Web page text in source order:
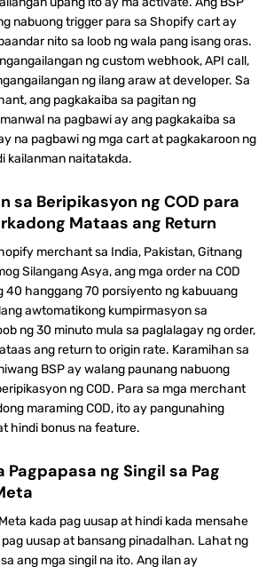
nabuong trigger para sa Shopify cart ay
nito sa loob ng wala pang isang oras.
ng custom webhook, API call,
ng ilang araw at developer. Sa
ang pagkakaiba sa pagitan ng
na pagbawi ay ang pagkakaiba sa
na pagbawi ng mga cart at pagkakaroon ng
kailanman naitatakda.
sa Beripikasyon ng COD para
Mataas ang Return
merchant sa India, Pakistan, Gitnang
Silangang Asya, ang mga order na COD
40 hanggang 70 porsiyento ng kabuuang
awtomatikong kumpirmasyon sa
ng 30 minuto mula sa paglalagay ng order,
ang return to origin rate. Karamihan sa
BSP ay walang paunang nabuong
ng COD. Para sa mga merchant
maraming COD, ito ay pangunahing
hindi bonus na feature.
Pagpapasa ng Singil sa Pag
kada pag uusap at hindi kada mensahe
uusap at bansang pinadalhan. Lahat ng
ang mga singil na ito. Ang ilan ay